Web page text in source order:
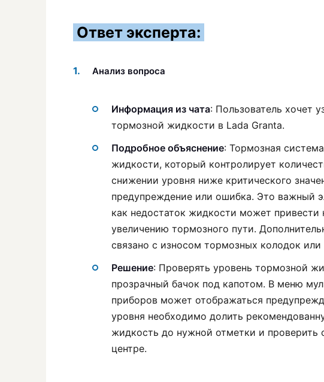
Ответ эксперта:
Анализ вопроса
Информация из чата: Пользователь хочет
тормозной жидкости в Lada Granta.
Подробное объяснение: Тормозная
жидкости, который контролирует
снижении уровня ниже критического
предупреждение или ошибка. Это важный
как недостаток жидкости может
увеличению тормозного пути.
связано с износом тормозных колодок или
Решение: Проверять уровень тормозной
прозрачный бачок под капотом. В меню
приборов может отображаться
уровня необходимо долить
жидкость до нужной отметки и проверить
центре.